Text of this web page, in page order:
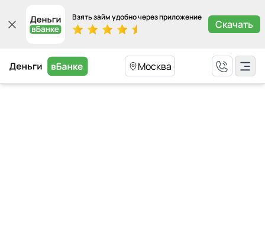
Взять займ удобно через приложение
Скачать
Москва